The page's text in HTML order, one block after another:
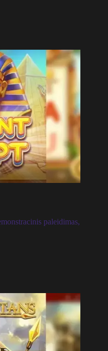
paleidimas,